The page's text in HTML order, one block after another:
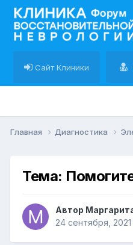
Сайт Клиники
Главная Диагностика
Тема:
Автор
24 сентября, 2021